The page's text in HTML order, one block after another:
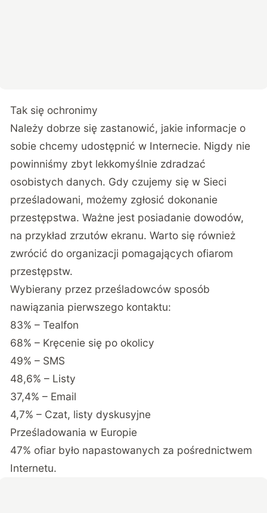
Tak się ochronimy
Należy dobrze się zastanowić, jakie informacje o
sobie chcemy udostępnić w Internecie. Nigdy nie
powinniśmy zbyt lekkomyślnie zdradzać
osobistych danych. Gdy czujemy się w Sieci
prześladowani, możemy zgłosić dokonanie
przestępstwa. Ważne jest posiadanie dowodów,
na przykład zrzutów ekranu. Warto się również
zwrócić do organizacji pomagających ofiarom
przestępstw.
Wybierany przez prześladowców sposób
nawiązania pierwszego kontaktu:
83% – Tealfon
68% – Kręcenie się po okolicy
49% – SMS
48,6% – Listy
37,4% – Email
4,7% – Czat, listy dyskusyjne
Prześladowania w Europie
47% ofiar było napastowanych za pośrednictwem
Internetu.